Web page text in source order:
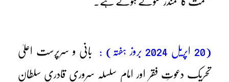
(20 اپریل 2024 بروز ہفتہ) : بانی و سرپرست اعلیٰ
تحریک دعوتِ فقر اور امام سلسلہ سروری قادری سلطان